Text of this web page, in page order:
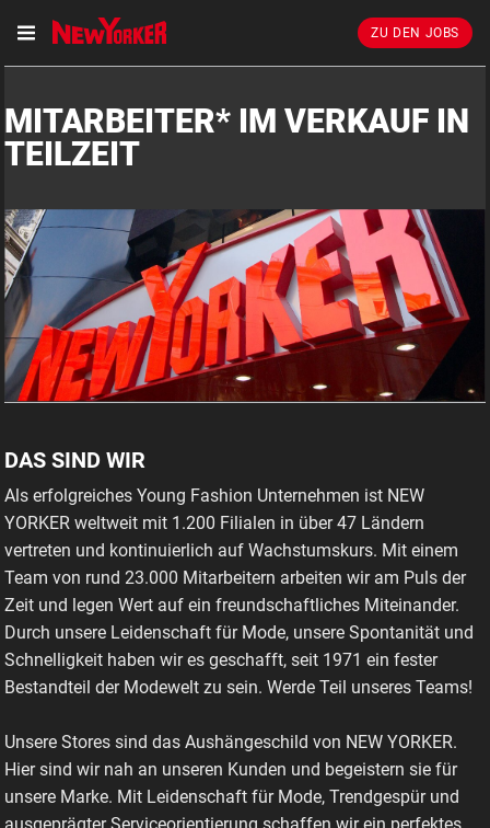
ZU DEN JOBS
MITARBEITER* IM VERKAUF IN
TEILZEIT
DAS SIND WIR
Als erfolgreiches Young Fashion Unternehmen ist NEW
YORKER weltweit mit 1.200 Filialen in über 47 Ländern
vertreten und kontinuierlich auf Wachstumskurs. Mit einem
Team von rund 23.000 Mitarbeitern arbeiten wir am Puls der
Zeit und legen Wert auf ein freundschaftliches Miteinander.
Durch unsere Leidenschaft für Mode, unsere Spontanität und
Schnelligkeit haben wir es geschafft, seit 1971 ein fester
Bestandteil der Modewelt zu sein. Werde Teil unseres Teams!
Unsere Stores sind das Aushängeschild von NEW YORKER.
Hier sind wir nah an unseren Kunden und begeistern sie für
unsere Marke. Mit Leidenschaft für Mode, Trendgespür und
ausgeprägter Serviceorientierung schaffen wir ein perfektes